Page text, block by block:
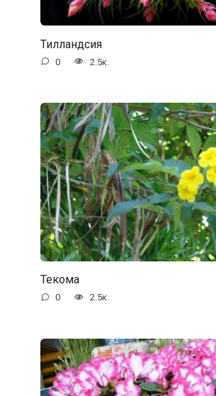
Тилландсия
0 2.5к.
Текома
0 2.5к.